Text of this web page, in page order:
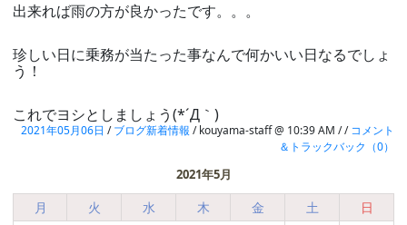
出来れば雨の方が良かったです。。。
珍しい日に乗務が当たった事なんで何かいい日なるでしょ
う！
これでヨシとしましょう(*´Д｀)
2021年05月06日 /ブログ新着情報 / kouyama-staff @ 10:39 AM / /コメント
＆トラックバック（0）
2021年5月
月 火 水 木 金 土
日